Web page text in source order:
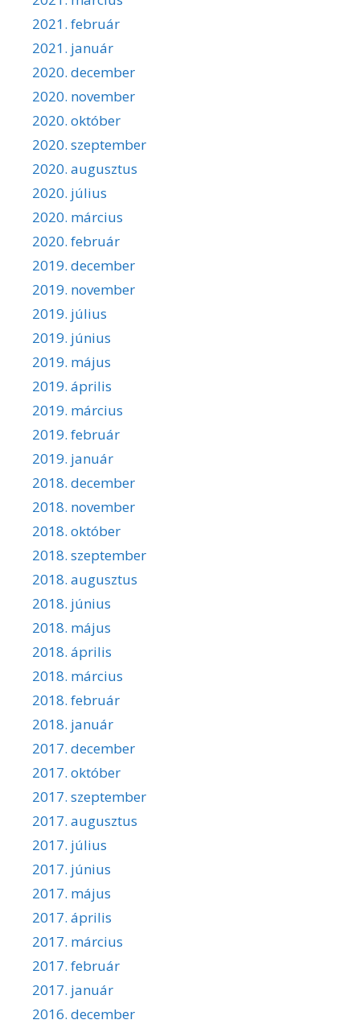
2021. február
2021. január
2020. december
2020. november
2020. október
2020. szeptember
2020. augusztus
2020. július
2020. március
2020. február
2019. december
2019. november
2019. július
2019. június
2019. május
2019. április
2019. március
2019. február
2019. január
2018. december
2018. november
2018. október
2018. szeptember
2018. augusztus
2018. június
2018. május
2018. április
2018. március
2018. február
2018. január
2017. december
2017. október
2017. szeptember
2017. augusztus
2017. július
2017. június
2017. május
2017. április
2017. március
2017. február
2017. január
2016. december